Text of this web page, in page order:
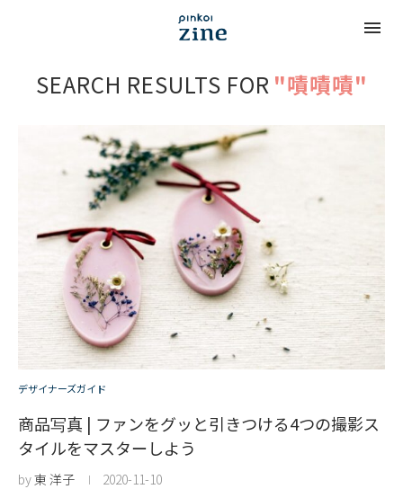
SEARCH RESULTS FOR "嘖嘖嘖"
デザイナーズガイド
商品写真 | ファンをグッと引きつける4つの撮影ス
タイルをマスターしよう
by東 洋子 2020-11-10